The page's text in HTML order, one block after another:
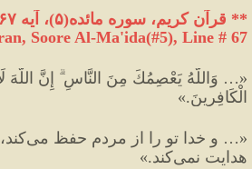
** قرآن کریم، سوره مائده(۵)، آیه ۶۷
Soore Al-Ma'ida(#5), Line # 67
الْكَافِرِينَ.»
هدايت نمى‌كند.»